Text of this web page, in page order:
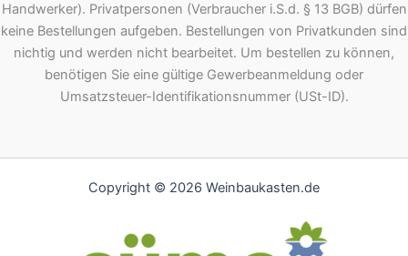
Handwerker). Privatpersonen (Verbraucher i.S.d. § 13 BGB) dürfen
keine Bestellungen aufgeben. Bestellungen von Privatkunden sind
nichtig und werden nicht bearbeitet. Um bestellen zu können,
benötigen Sie eine gültige Gewerbeanmeldung oder
Umsatzsteuer-Identifikationsnummer (USt-ID).
Copyright © 2026 Weinbaukasten.de